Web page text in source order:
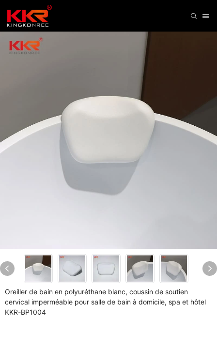
Oreiller de bain en polyuréthane blanc, coussin de soutien
cervical imperméable pour salle de bain à domicile, spa et hôtel
KKR-BP1004